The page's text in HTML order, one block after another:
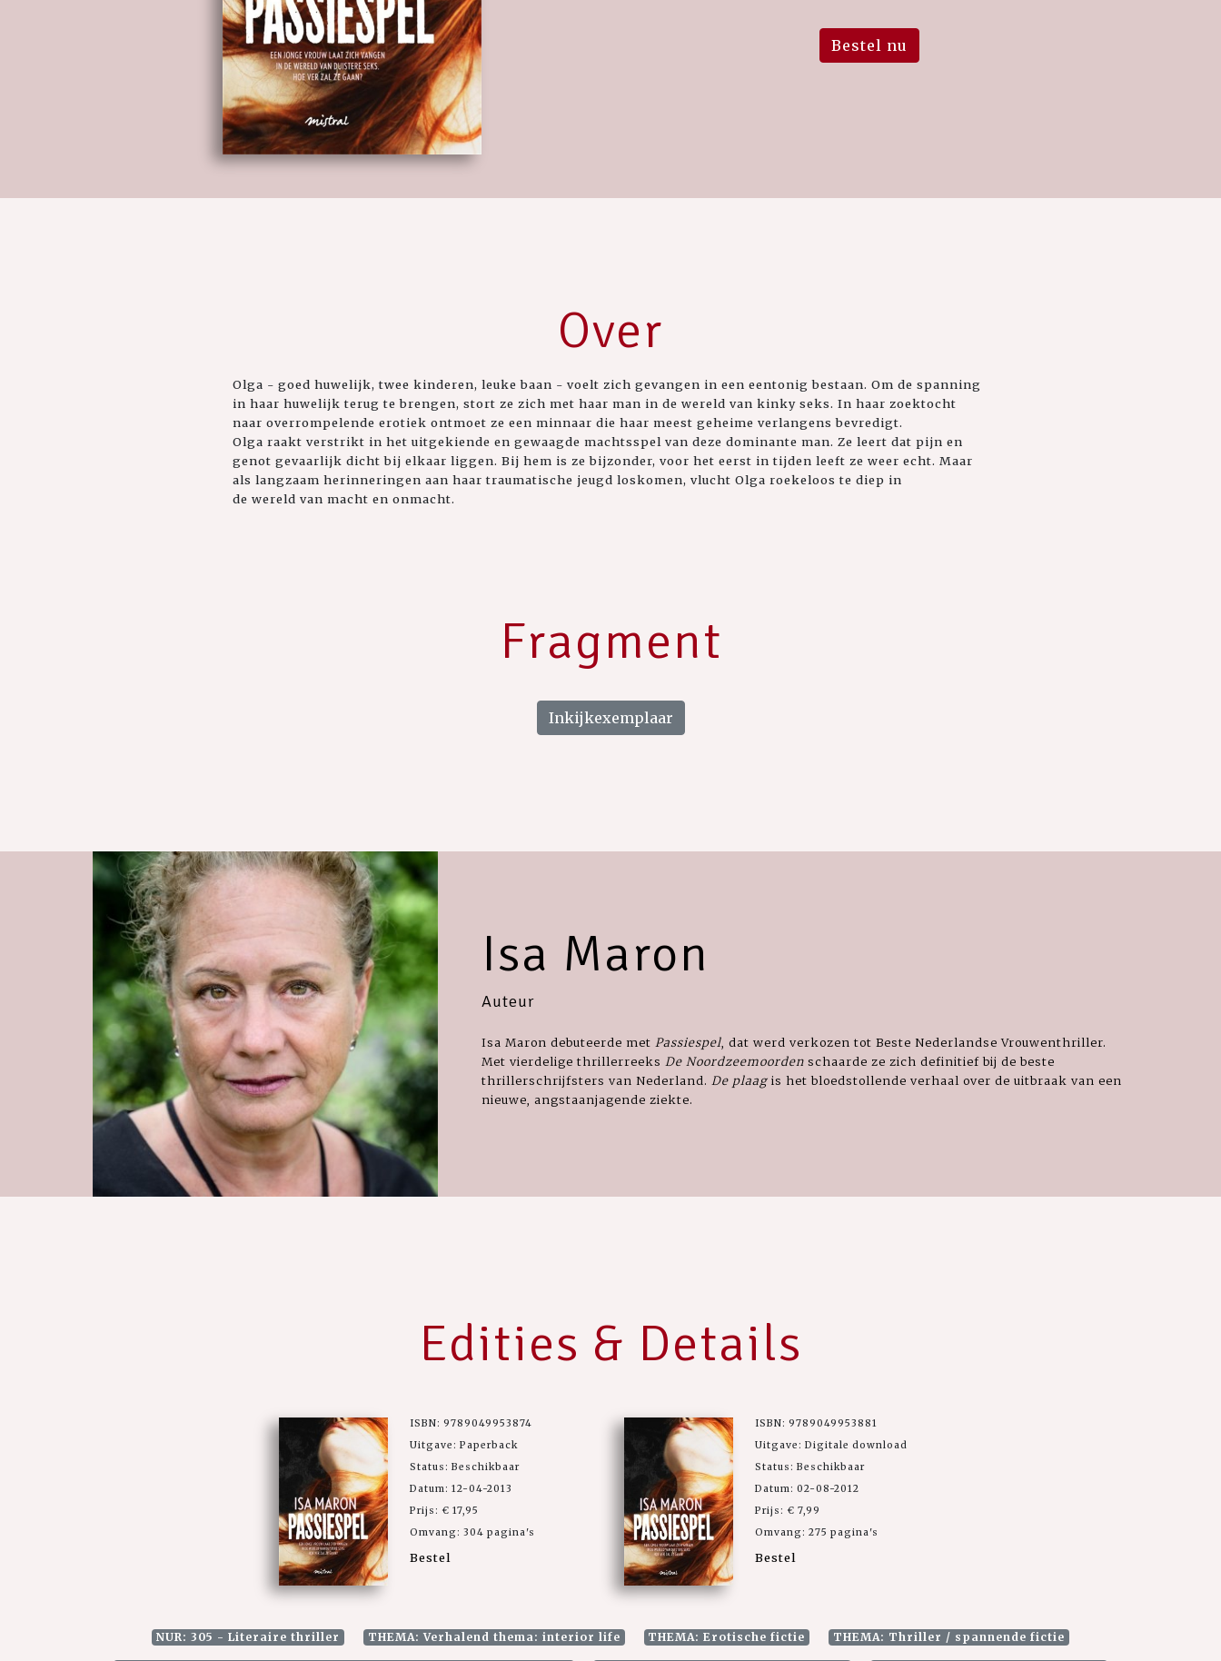
Bestel nu
Over
Olga - goed huwelijk, twee kinderen, leuke baan - voelt zich gevangen in een eentonig bestaan. Om de spanning
in haar huwelijk terug te brengen, stort ze zich met haar man in de wereld van kinky seks. In haar zoektocht
naar overrompelende erotiek ontmoet ze een minnaar die haar meest geheime verlangens bevredigt.
Olga raakt verstrikt in het uitgekiende en gewaagde machtsspel van deze dominante man. Ze leert dat pijn en
genot gevaarlijk dicht bij elkaar liggen. Bij hem is ze bijzonder, voor het eerst in tijden leeft ze weer echt. Maar
als langzaam herinneringen aan haar traumatische jeugd loskomen, vlucht Olga roekeloos te diep in
de wereld van macht en onmacht.
Fragment
Inkijkexemplaar
Isa Maron
Auteur
Isa Maron debuteerde met Passiespel, dat werd verkozen tot Beste Nederlandse Vrouwenthriller.
Met vierdelige thrillerreeks De Noordzeemoorden schaarde ze zich definitief bij de beste
thrillerschrijfsters van Nederland. De plaag is het bloedstollende verhaal over de uitbraak van een
nieuwe, angstaanjagende ziekte.
Edities & Details
ISBN: 9789049953874
Uitgave: Paperback
Status: Beschikbaar
Datum: 12-04-2013
Prijs: € 17,95
Omvang: 304 pagina's
Bestel
ISBN: 9789049953881
Uitgave: Digitale download
Status: Beschikbaar
Datum: 02-08-2012
Prijs: € 7,99
Omvang: 275 pagina's
Bestel
NUR: 305 - Literaire thriller THEMA: Verhalend thema: interior life THEMA: Erotische fictie THEMA: Thriller / spannende fictie